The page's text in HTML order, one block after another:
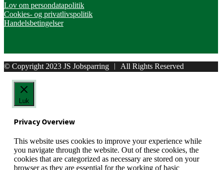
Lov om persondatapolitik
Cookies- og privatlivspolitik
Handelsbetingelser
© Copyright 2023 JS Jobsparring ︱ All Rights Reserved
Luk
Privacy Overview
This website uses cookies to improve your experience while
you navigate through the website. Out of these cookies, the
cookies that are categorized as necessary are stored on your
browser as they are essential for the working of basic